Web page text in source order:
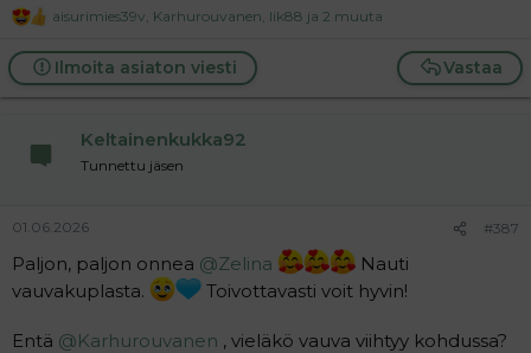
R
a
c
t
aisurimies39v, Karhurouvanen, Iik88 ja 2 muuta
Vastaa
Ilmoita asiaton viesti
Keltainenkukka92
Tunnettu jäsen
01.06.2026 #387
Paljon, paljon onnea @Zelina
Nauti
vauvakuplasta.
Toivottavasti voit hyvin!
Entä @Karhurouvanen , vieläkö vauva viihtyy kohdussa?